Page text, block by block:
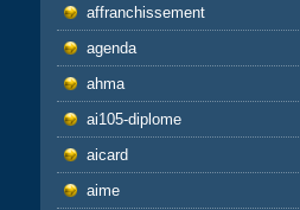
affranchissement
agenda
ahma
ai105-diplome
aicard
aime